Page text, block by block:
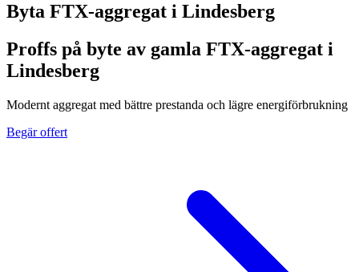
Byta FTX-aggregat i Lindesberg
Proffs på byte av gamla FTX-aggregat i
Lindesberg
Modernt aggregat med bättre prestanda och lägre energiförbrukning
Begär offert